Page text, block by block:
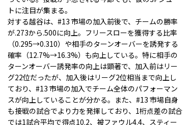
トに注目が集まる。
対する越谷は、#13 市場の加入前後で、チームの勝率
が.273から.500に向上。フリースローを獲得する比率
（0.295→0.310）や相手のターンオーバーを誘発する
確率（12.7%→16.3%）も向上している。特に相手の
ターンオーバー誘発率の向上は顕著で、加入前はリー
グ22位だったが、加入後はリーグ2位相当まで向上し
ており、#13 市場の加入でチーム全体のパフォーマン
スが向上していることが分かる。また、#13 市場自身
も接戦の試合でより力を発揮しており、1桁点差の試合
では1試合平均で得点10.2、被ファウル4.4、スティー